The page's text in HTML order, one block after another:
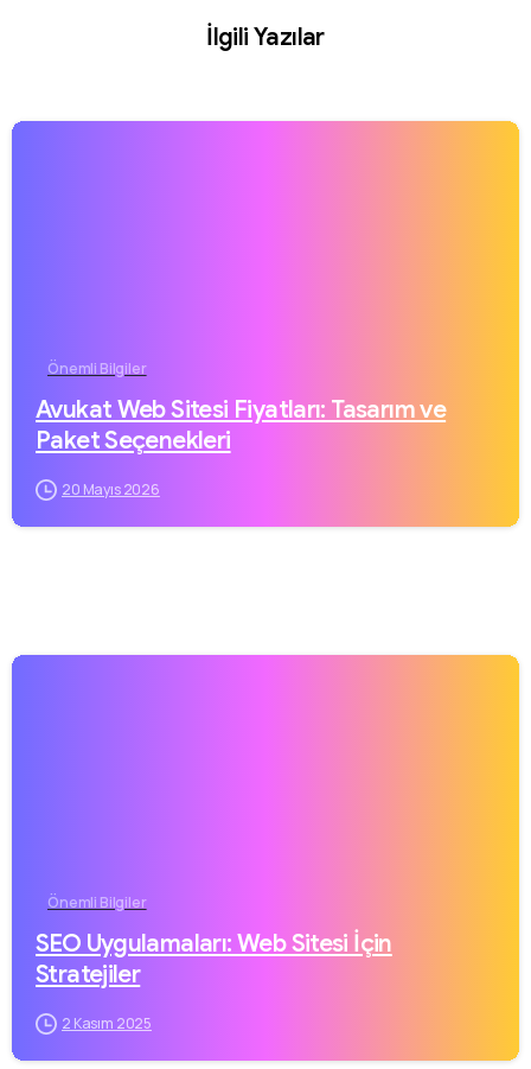
İlgili Yazılar
Önemli Bilgiler
Avukat Web Sitesi Fiyatları: Tasarım ve
Paket Seçenekleri
20 Mayıs 2026
Önemli Bilgiler
SEO Uygulamaları: Web Sitesi İçin
Stratejiler
2 Kasım 2025